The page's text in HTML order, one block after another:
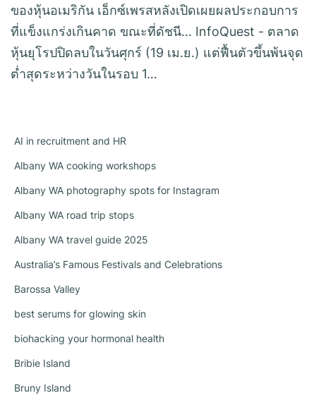
ของหุ้นอเมริกัน เอ็กซ์เพรสหลังเปิดเผยผลประกอบการ
ที่แข็งแกร่งเกินคาด ขณะที่ดัชนี... InfoQuest - ตลาด
หุ้นยุโรปปิดลบในวันศุกร์ (19 เม.ย.) แต่ฟื้นตัวขึ้นพ้นจุด
ต่ำสุดระหว่างวันในรอบ 1…
AI in recruitment and HR
Albany WA cooking workshops
Albany WA photography spots for Instagram
Albany WA road trip stops
Albany WA travel guide 2025
Australia’s Famous Festivals and Celebrations
Barossa Valley
best serums for glowing skin
biohacking your hormonal health
Bribie Island
Bruny Island